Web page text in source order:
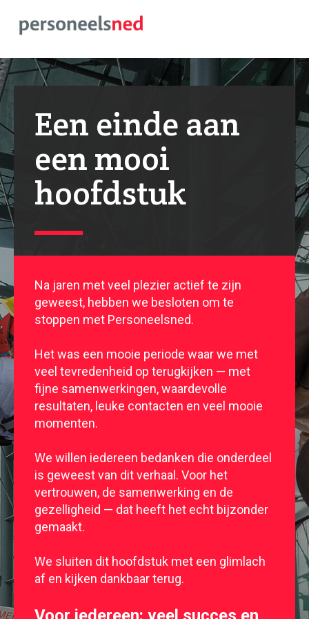
Een einde aan
een mooi
hoofdstuk
Na jaren met veel plezier actief te zijn
geweest, hebben we besloten om te
stoppen met Personeelsned.
Het was een mooie periode waar we met
veel tevredenheid op terugkijken — met
fijne samenwerkingen, waardevolle
resultaten, leuke contacten en veel mooie
momenten.
We willen iedereen bedanken die onderdeel
is geweest van dit verhaal. Voor het
vertrouwen, de samenwerking en de
gezelligheid — dat heeft het echt bijzonder
gemaakt.
We sluiten dit hoofdstuk met een glimlach
af en kijken dankbaar terug.